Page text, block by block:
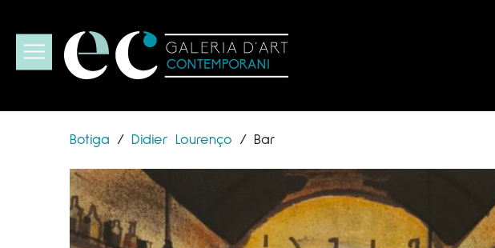
Botiga / Didier Lourenço / Bar